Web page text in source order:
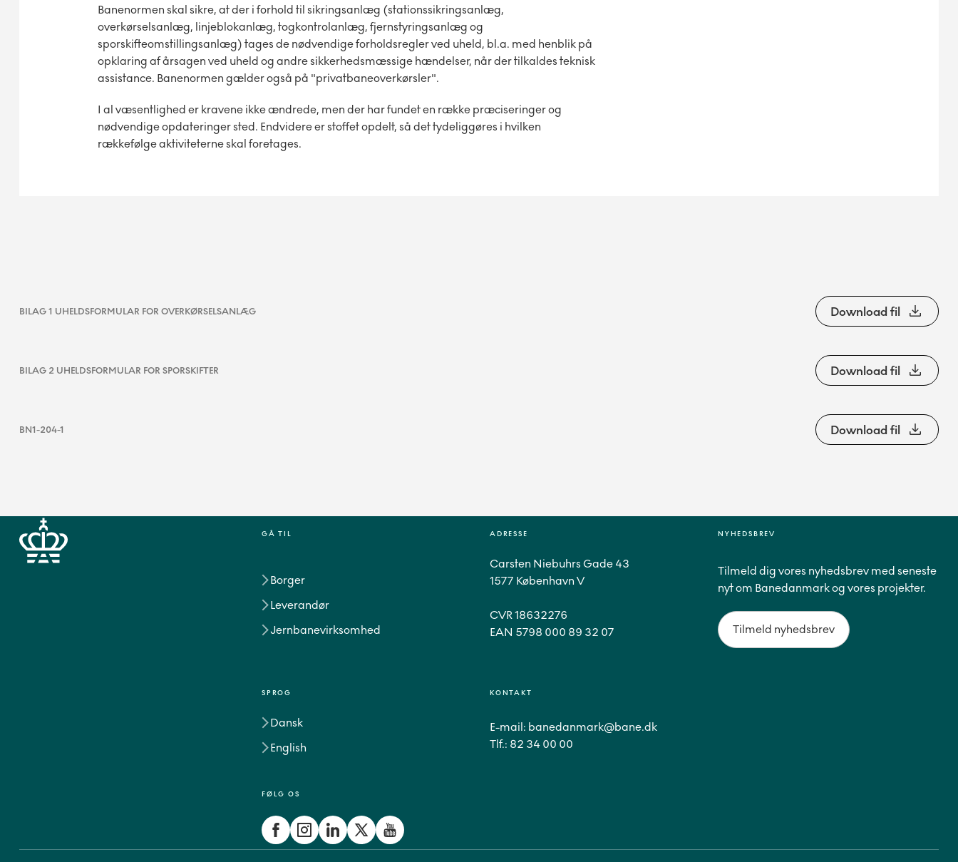
Banenormen skal sikre, at der i forhold til sikringsanlæg (stationssikringsanlæg,
overkørselsanlæg, linjeblokanlæg, togkontrolanlæg, fjernstyringsanlæg og
sporskifteomstillingsanlæg) tages de nødvendige forholdsregler ved uheld, bl.a. med henblik på
opklaring af årsagen ved uheld og andre sikkerhedsmæssige hændelser, når der tilkaldes teknisk
assistance. Banenormen gælder også på "privatbaneoverkørsler".
I al væsentlighed er kravene ikke ændrede, men der har fundet en række præciseringer og
nødvendige opdateringer sted. Endvidere er stoffet opdelt, så det tydeliggøres i hvilken
rækkefølge aktiviteterne skal foretages.
BILAG 1 UHELDSFORMULAR FOR OVERKØRSELSANLÆG Download fil
BILAG 2 UHELDSFORMULAR FOR SPORSKIFTER Download fil
BN1-204-1 Download fil
GÅ TIL
Borger
Leverandør
Jernbanevirksomhed
SPROG
Dansk
English
FØLG OS
ADRESSE
Carsten Niebuhrs Gade 43
1577 København V
CVR 18632276
EAN 5798 000 89 32 07
KONTAKT
E-mail: banedanmark@bane.dk
Tlf.: 82 34 00 00
NYHEDSBREV
Tilmeld dig vores nyhedsbrev med seneste
nyt om Banedanmark og vores projekter.
Tilmeld nyhedsbrev